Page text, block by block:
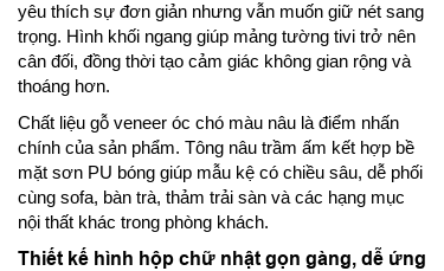
yêu thích sự đơn giản nhưng vẫn muốn giữ nét sang
trọng. Hình khối ngang giúp mảng tường tivi trở nên
cân đối, đồng thời tạo cảm giác không gian rộng và
thoáng hơn.
Chất liệu gỗ veneer óc chó màu nâu là điểm nhấn
chính của sản phẩm. Tông nâu trầm ấm kết hợp bề
mặt sơn PU bóng giúp mẫu kệ có chiều sâu, dễ phối
cùng sofa, bàn trà, thảm trải sàn và các hạng mục
nội thất khác trong phòng khách.
Thiết kế hình hộp chữ nhật gọn gàng, dễ ứng